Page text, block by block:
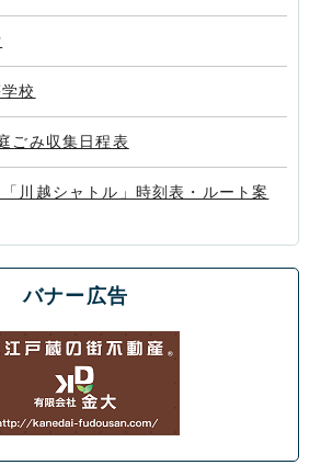
校
ごみ収集日程表
川越シャトル」時刻表・ルート案
バナー広告